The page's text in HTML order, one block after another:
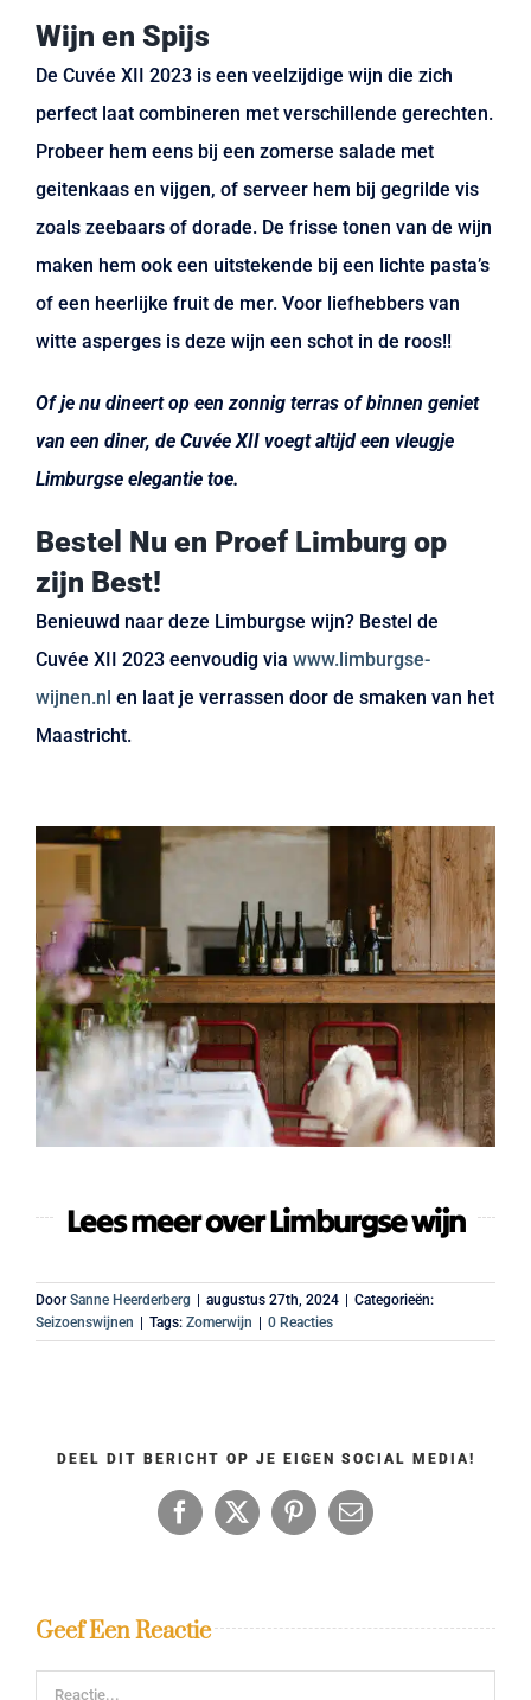
Wijn en Spijs
De Cuvée XII 2023 is een veelzijdige wijn die zich
perfect laat combineren met verschillende gerechten.
Probeer hem eens bij een zomerse salade met
geitenkaas en vijgen, of serveer hem bij gegrilde vis
zoals zeebaars of dorade. De frisse tonen van de wijn
maken hem ook een uitstekende bij een lichte pasta’s
of een heerlijke fruit de mer. Voor liefhebbers van
witte asperges is deze wijn een schot in de roos!!
Of je nu dineert op een zonnig terras of binnen geniet
van een diner, de Cuvée XII voegt altijd een vleugje
Limburgse elegantie toe.
Bestel Nu en Proef Limburg op
zijn Best!
Benieuwd naar deze Limburgse wijn? Bestel de
Cuvée XII 2023 eenvoudig via www.limburgse-
wijnen.nl en laat je verrassen door de smaken van het
Maastricht.
Lees meer over Limburgse wijn
Door Sanne Heerderberg augustus 27th, 2024
Categorieën:
Seizoenswijnen
Tags: Zomerwijn 0 Reacties
DEEL DIT BERICHT OP JE EIGEN SOCIAL MEDIA!
Facebook
X Pinterest
E-
Geef Een Reactie
Reactie